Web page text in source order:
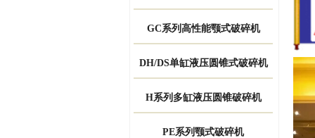
GC系列高性能颚式破碎机
DH/DS单缸液压圆锥式破碎机
H系列多缸液压圆锥破碎机
PE系列颚式破碎机